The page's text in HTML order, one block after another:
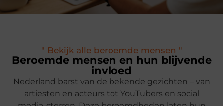
" Bekijk alle beroemde mensen "
Beroemde mensen en hun blijvende
invloed
Nederland barst van de bekende gezichten – van
artiesten en acteurs tot YouTubers en social